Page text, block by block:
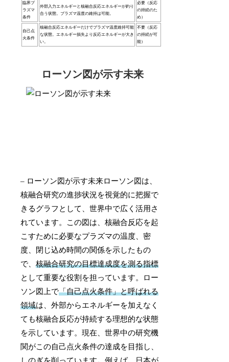
臨界プ
ラズマ
条件
外部入力エネルギーと核融合反応エネルギーが釣り
合う状態。プラズマ温度の維持は可能。
必要（反応
の持続のた
め）
自己点
火条件
核融合反応エネルギーだけでプラズマ温度維持可能
な状態。エネルギー損失より反応エネルギーが大き
い。
不要（反応
の持続が可
能）
ローソン図が示す未来
– ローソン図が示す未来ローソン図は、
核融合研究の進捗状況を視覚的に把握で
きるグラフとして、世界中で広く活用さ
れています。この図は、核融合反応を起
こすために必要なプラズマの温度、密
度、閉じ込め時間の関係を示したもの
で、核融合研究の目標達成度を測る指標
として重要な役割を担っています。ロー
ソン図上で「自己点火条件」と呼ばれる
領域は、外部からエネルギーを加えなく
ても核融合反応が持続する理想的な状態
を示しています。現在、世界中の研究機
関がこの自己点火条件の達成を目指し、